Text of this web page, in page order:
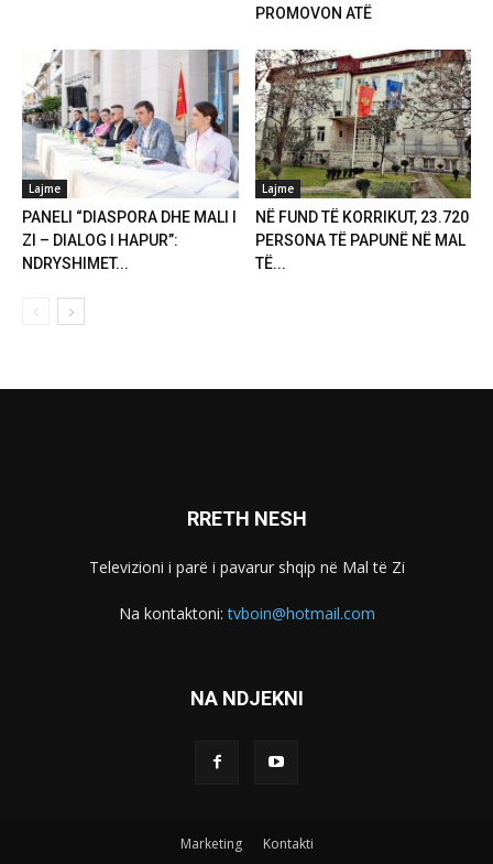
PROMOVON ATË
Lajme
PANELI “DIASPORA DHE MALI I
ZI – DIALOG I HAPUR”:
NDRYSHIMET...
Lajme
NË FUND TË KORRIKUT, 23.720
PERSONA TË PAPUNË NË MAL
TË...
RRETH NESH
Televizioni i parë i pavarur shqip në Mal të Zi
Na kontaktoni:tvboin@hotmail.com
NA NDJEKNI
Marketing Kontakti